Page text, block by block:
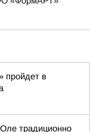
пройдет в
традиционно